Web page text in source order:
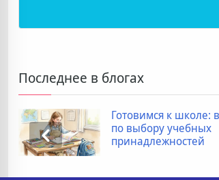
Последнее в блогах
Готовимся к школе:
по выбору учебных
принадлежностей